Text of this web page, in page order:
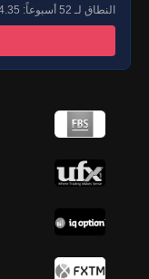
النطاق لـ 52 أسبوعاً: 4.35-6.73